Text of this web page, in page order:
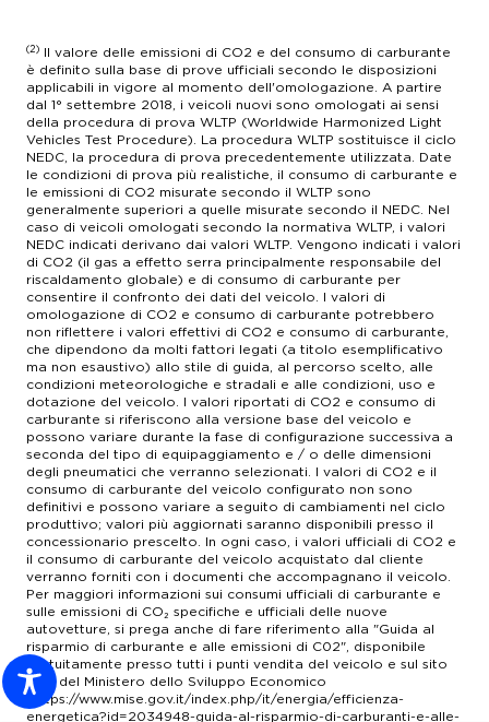
(2) Il valore delle emissioni di CO2 e del consumo di carburante
è definito sulla base di prove ufficiali secondo le disposizioni
applicabili in vigore al momento dell'omologazione. A partire
dal 1° settembre 2018, i veicoli nuovi sono omologati ai sensi
della procedura di prova WLTP (Worldwide Harmonized Light
Vehicles Test Procedure). La procedura WLTP sostituisce il ciclo
NEDC, la procedura di prova precedentemente utilizzata. Date
le condizioni di prova più realistiche, il consumo di carburante e
le emissioni di CO2 misurate secondo il WLTP sono
generalmente superiori a quelle misurate secondo il NEDC. Nel
caso di veicoli omologati secondo la normativa WLTP, i valori
NEDC indicati derivano dai valori WLTP. Vengono indicati i valori
di CO2 (il gas a effetto serra principalmente responsabile del
riscaldamento globale) e di consumo di carburante per
consentire il confronto dei dati del veicolo. I valori di
omologazione di CO2 e consumo di carburante potrebbero
non riflettere i valori effettivi di CO2 e consumo di carburante,
che dipendono da molti fattori legati (a titolo esemplificativo
ma non esaustivo) allo stile di guida, al percorso scelto, alle
condizioni meteorologiche e stradali e alle condizioni, uso e
dotazione del veicolo. I valori riportati di CO2 e consumo di
carburante si riferiscono alla versione base del veicolo e
possono variare durante la fase di configurazione successiva a
seconda del tipo di equipaggiamento e / o delle dimensioni
degli pneumatici che verranno selezionati. I valori di CO2 e il
consumo di carburante del veicolo configurato non sono
definitivi e possono variare a seguito di cambiamenti nel ciclo
produttivo; valori più aggiornati saranno disponibili presso il
concessionario prescelto. In ogni caso, i valori ufficiali di CO2 e
il consumo di carburante del veicolo acquistato dal cliente
verranno forniti con i documenti che accompagnano il veicolo.
Per maggiori informazioni sui consumi ufficiali di carburante e
sulle emissioni di CO₂ specifiche e ufficiali delle nuove
autovetture, si prega anche di fare riferimento alla "Guida al
risparmio di carburante e alle emissioni di C02", disponibile
gratuitamente presso tutti i punti vendita del veicolo e sul sito
web del Ministero dello Sviluppo Economico
(https://www.mise.gov.it/index.php/it/energia/efficienza-
energetica?id=2034948-guida-al-risparmio-di-carburanti-e-alle-